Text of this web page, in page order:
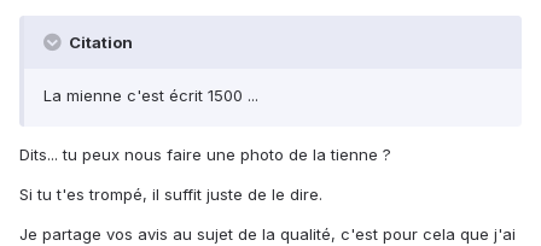
Citation
La mienne c'est écrit 1500 ...
Dits... tu peux nous faire une photo de la tienne ?
Si tu t'es trompé, il suffit juste de le dire.
Je partage vos avis au sujet de la qualité, c'est pour cela que j'ai